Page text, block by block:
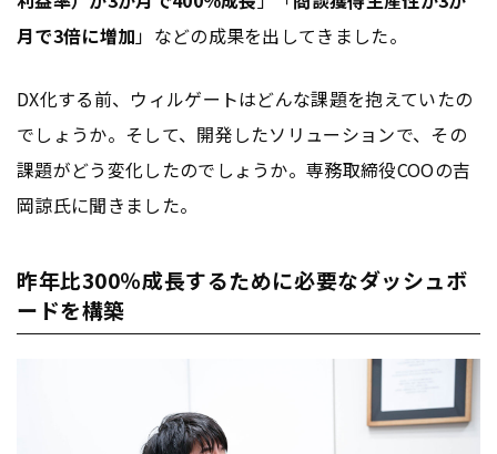
月で3倍に増加」などの成果を出してきました。
DX化する前、ウィルゲートはどんな課題を抱えていたの
でしょうか。そして、開発したソリューションで、その
課題がどう変化したのでしょうか。専務取締役COOの吉
岡諒氏に聞きました。
昨年比300％成長するために必要なダッシュボ
ードを構築